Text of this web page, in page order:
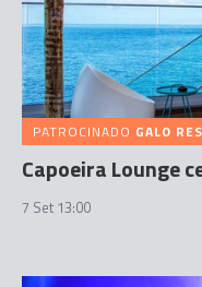
PATROCINADO GALO
Capoeira Lounge
7 Set 13:00